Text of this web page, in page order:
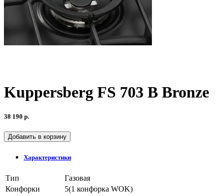
Kuppersberg FS 703 B Bronze
38 190 р.
Добавить в корзину
Характеристики
Тип
Газовая
Конфорки
5(1 конфорка WOK)